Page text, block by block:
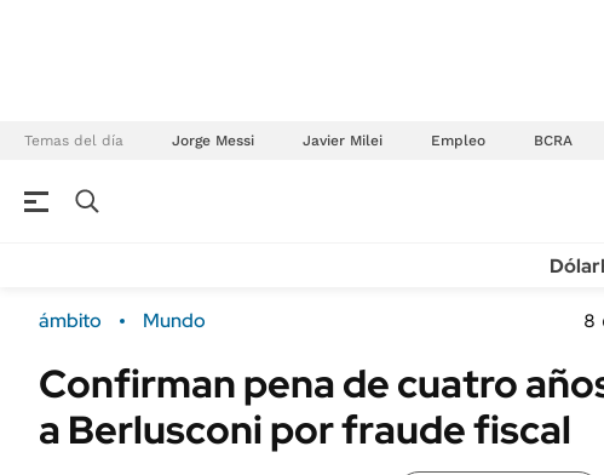
Temas del día Jorge Messi Javier Milei Empleo BCRA
Campo
FINANZAS
Sustentabilidad
Seguros
Dólar
ámbito Mundo 8
Confirman pena de cuatro
a Berlusconi por fraude fiscal